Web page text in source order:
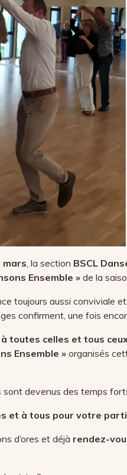
mars , la section BSCL
Ensemble »de la
toujours aussi conviviale
confirment, une fois
toutes celles et tous
Ensemble »organisés
devenus des temps
et à tous pour votre
d’ores et déjà rendez-